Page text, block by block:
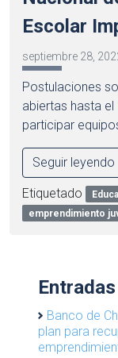
Escolar
septiembre 28,
Postulaciones
abiertas hasta
participar
Seguir leyendo
Etiquetado
emprendimiento
Banco de
plan para